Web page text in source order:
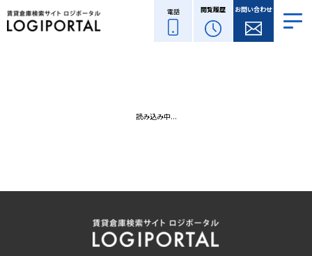
電話 閲覧履歴 お問い合わせ
読み込み中...